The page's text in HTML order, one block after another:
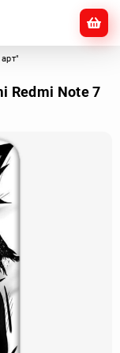
арт"
Redmi Note 7